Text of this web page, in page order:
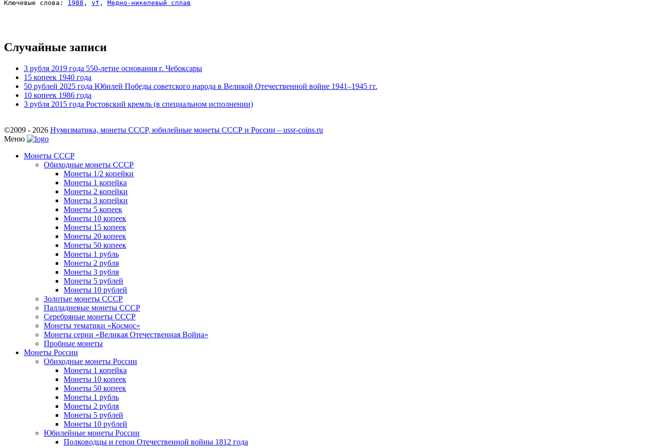
Ключевые слова: 1988 , vf , Медно-никелевый сплав
Случайные записи
3 рубля 2019 года 550-летие основания г. Чебоксары
15 копеек 1940 года
50 рублей 2025 года Юбилей Победы советского народа в Великой Отечественной войне 1941–1945 гг.
10 копеек 1986 года
3 рубля 2015 года Ростовский кремль (в специальном исполнении)
©2009 - 2026 Нумизматика, монеты СССР, юбилейные монеты СССР и России – ussr-coins.ru
Меню
Монеты СССР
Обиходные монеты СССР
Монеты 1/2 копейки
Монеты 1 копейка
Монеты 2 копейки
Монеты 3 копейки
Монеты 5 копеек
Монеты 10 копеек
Монеты 15 копеек
Монеты 20 копеек
Монеты 50 копеек
Монеты 1 рубль
Монеты 2 рубля
Монеты 3 рубля
Монеты 5 рублей
Монеты 10 рублей
Золотые монеты СССР
Палладиевые монеты СССР
Серебряные монеты CCCР
Монеты тематики «Космос»
Монеты серии «Великая Отечественная Война»
Пробные монеты
Монеты России
Обиходные монеты России
Монеты 1 копейка
Монеты 10 копеек
Монеты 50 копеек
Монеты 1 рубль
Монеты 2 рубля
Монеты 5 рублей
Монеты 10 рублей
Юбилейные монеты России
Полководцы и герои Отечественной войны 1812 года